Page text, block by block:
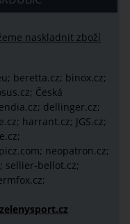
naskladnit zboží
beretta.cz; binox.cz;
Česká
dellinger.cz;
harrant.cz; JGS.cz;
neopatron.cz;
sellier-bellot.cz;
zelenysport.cz